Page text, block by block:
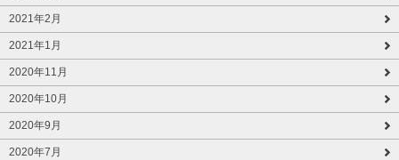
2021年2月
2021年1月
2020年11月
2020年10月
2020年9月
2020年7月